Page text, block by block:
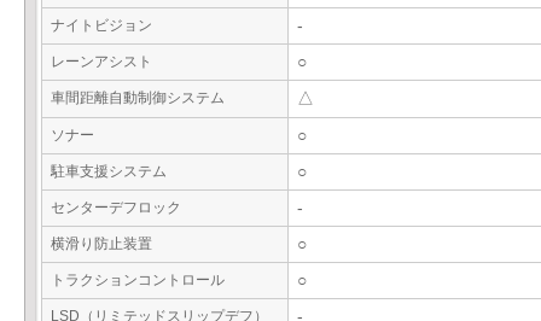
ナイトビジョン -
レーンアシスト ○
車間距離自動制御システム △
ソナー ○
駐車支援システム ○
センターデフロック -
横滑り防止装置 ○
トラクションコントロール ○
LSD（リミテッドスリップデフ） -